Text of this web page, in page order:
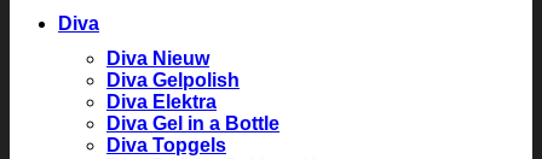
Diva
Diva Nieuw
Diva Gelpolish
Diva Elektra
Diva Gel in a Bottle
Diva Topgels